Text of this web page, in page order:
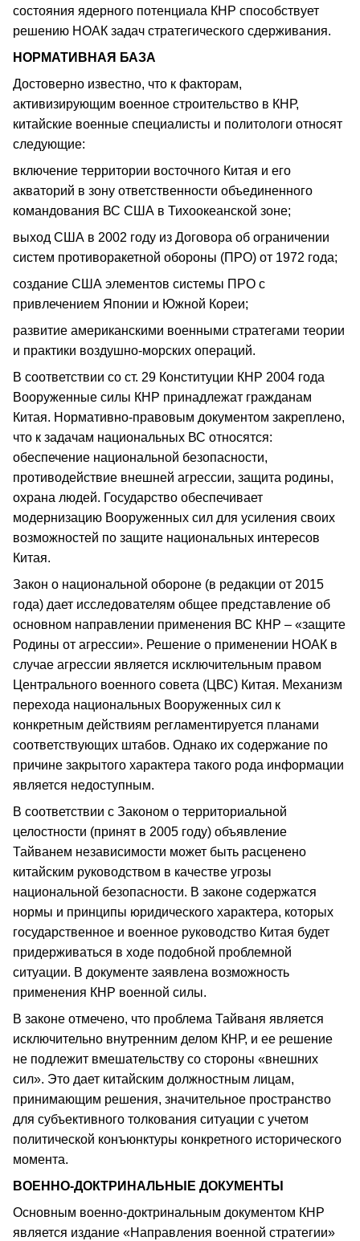
состояния ядерного потенциала КНР способствует
решению НОАК задач стратегического сдерживания.
НОРМАТИВНАЯ БАЗА
Достоверно известно, что к факторам,
активизирующим военное строительство в КНР,
китайские военные специалисты и политологи относят
следующие:
включение территории восточного Китая и его
акваторий в зону ответственности объединенного
командования ВС США в Тихоокеанской зоне;
выход США в 2002 году из Договора об ограничении
систем противоракетной обороны (ПРО) от 1972 года;
создание США элементов системы ПРО с
привлечением Японии и Южной Кореи;
развитие американскими военными стратегами теории
и практики воздушно-морских операций.
В соответствии со ст. 29 Конституции КНР 2004 года
Вооруженные силы КНР принадлежат гражданам
Китая. Нормативно-правовым документом закреплено,
что к задачам национальных ВС относятся:
обеспечение национальной безопасности,
противодействие внешней агрессии, защита родины,
охрана людей. Государство обеспечивает
модернизацию Вооруженных сил для усиления своих
возможностей по защите национальных интересов
Китая.
Закон о национальной обороне (в редакции от 2015
года) дает исследователям общее представление об
основном направлении применения ВС КНР – «защите
Родины от агрессии». Решение о применении НОАК в
случае агрессии является исключительным правом
Центрального военного совета (ЦВС) Китая. Механизм
перехода национальных Вооруженных сил к
конкретным действиям регламентируется планами
соответствующих штабов. Однако их содержание по
причине закрытого характера такого рода информации
является недоступным.
В соответствии с Законом о территориальной
целостности (принят в 2005 году) объявление
Тайванем независимости может быть расценено
китайским руководством в качестве угрозы
национальной безопасности. В законе содержатся
нормы и принципы юридического характера, которых
государственное и военное руководство Китая будет
придерживаться в ходе подобной проблемной
ситуации. В документе заявлена возможность
применения КНР военной силы.
В законе отмечено, что проблема Тайваня является
исключительно внутренним делом КНР, и ее решение
не подлежит вмешательству со стороны «внешних
сил». Это дает китайским должностным лицам,
принимающим решения, значительное пространство
для субъективного толкования ситуации с учетом
политической конъюнктуры конкретного исторического
момента.
ВОЕННО-ДОКТРИНАЛЬНЫЕ ДОКУМЕНТЫ
Основным военно-доктринальным документом КНР
является издание «Направления военной стратегии»